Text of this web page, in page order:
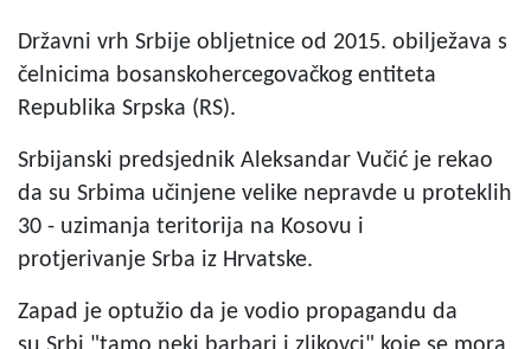
Državni vrh Srbije obljetnice od 2015. obilježava s
čelnicima bosanskohercegovačkog entiteta
Republika Srpska (RS).
Srbijanski predsjednik Aleksandar Vučić je rekao
da su Srbima učinjene velike nepravde u proteklih
30 - uzimanja teritorija na Kosovu i
protjerivanje Srba iz Hrvatske.
Zapad je optužio da je vodio propagandu da